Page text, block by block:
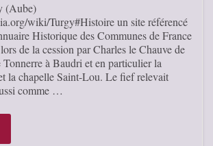
(Aube)
wiki/Turgy#Histoire un site référencé
Historique des Communes de France
de la cession par Charles le Chauve de
Tonnerre à Baudri et en particulier la
la chapelle Saint-Lou. Le fief relevait
comme …